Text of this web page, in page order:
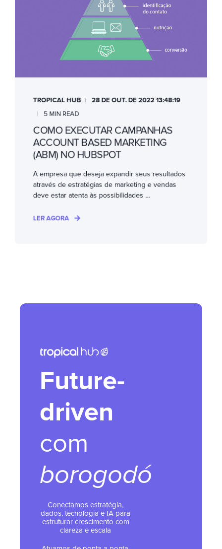
TROPICAL HUB 28 DE OUT. DE 2022 13:48:19
5 MIN READ
COMO EXECUTAR CAMPANHAS
ACCOUNT BASED MARKETING
(ABM) NO HUBSPOT
A empresa que deseja expandir seus resultados
através de estratégias de marketing e vendas
deve estar atenta às possibilidades ...
LER AGORA
Future-
driven
com
borogodó
Conectamos estratégia,
dados, tecnologia e IA para
estruturar crescimento com
clareza e escala